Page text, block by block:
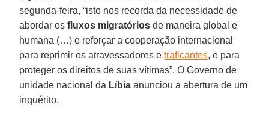
segunda-feira, “isto nos recorda da necessidade de
abordar osfluxos migratórios de maneira global e
humana (…) e reforçar a cooperação internacional
para reprimir os atravessadores etraficantes, e para
proteger os direitos de suas vítimas”. O Governo de
unidade nacional da Líbia anunciou a abertura de um
inquérito.